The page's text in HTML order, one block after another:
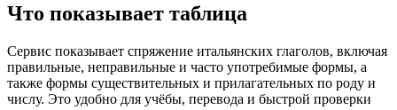
Что показывает таблица
Сервис показывает спряжение итальянских глаголов, включая
правильные, неправильные и часто употребимые формы, а
также формы существительных и прилагательных по роду и
числу. Это удобно для учёбы, перевода и быстрой проверки